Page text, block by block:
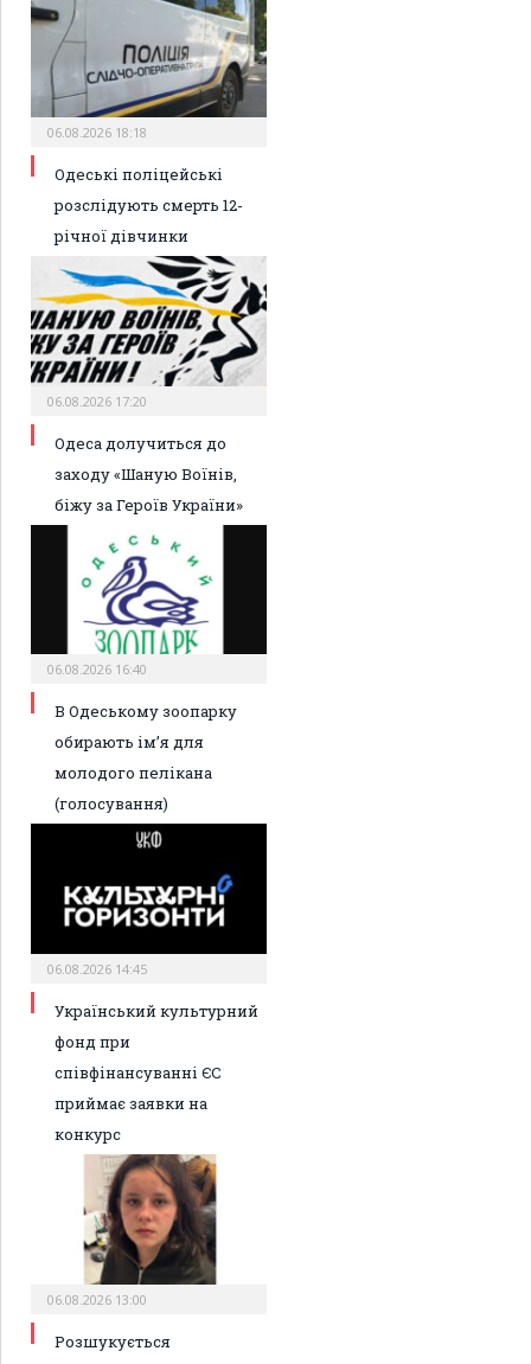
06.08.2026 18:18
Одеські поліцейські
розслідують смерть 12-
річної дівчинки
06.08.2026 17:20
Одеса долучиться до
заходу «Шаную Воїнів,
біжу за Героїв України»
06.08.2026 16:40
В Одеському зоопарку
обирають ім’я для
молодого пелікана
(голосування)
06.08.2026 14:45
Український культурний
фонд при
співфінансуванні ЄС
приймає заявки на
конкурс
06.08.2026 13:00
Розшукується